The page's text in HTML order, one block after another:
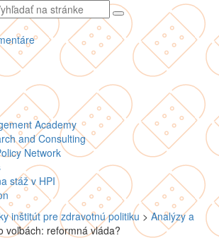
Academy
and Consulting
Network
stáž v HPI
inštitút pre zdravotnú politiku >Analýzy a
voľbách: reformná vláda?